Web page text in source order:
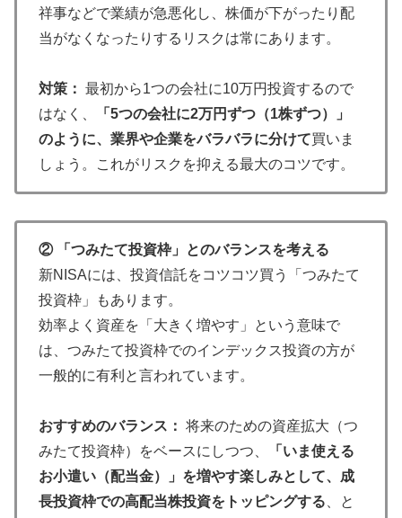
祥事などで業績が急悪化し、株価が下がったり配
当がなくなったりするリスクは常にあります。
対策： 最初から1つの会社に10万円投資するので
はなく、
「5つの会社に2万円ずつ（1株ずつ）」
のように、業界や企業をバラバラに分けて買いま
しょう。これがリスクを抑える最大のコツです。
② 「つみたて投資枠」とのバランスを考える
新NISAには、投資信託をコツコツ買う「つみたて
投資枠」もあります。
効率よく資産を「大きく増やす」という意味で
は、つみたて投資枠でのインデックス投資の方が
一般的に有利と言われています。
おすすめのバランス： 将来のための資産拡大（つ
みたて投資枠）をベースにしつつ、
「いま使える
お小遣い（配当金）」を増やす楽しみとして、成
長投資枠での高配当株投資をトッピングする 、と